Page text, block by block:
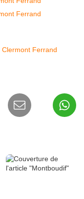
Clermont Ferrand